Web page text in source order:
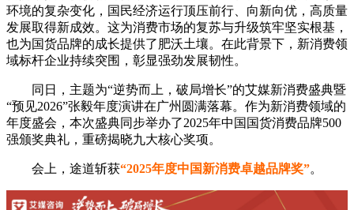
环境的复杂变化，国民经济运行顶压前行、向新向优，高质量
发展取得新成效。这为消费市场的复苏与升级筑牢坚实根基，
也为国货品牌的成长提供了肥沃土壤。在此背景下，新消费领
域标杆企业持续突围，彰显强劲发展韧性。
同日，主题为“逆势而上，破局增长”的艾媒新消费盛典暨
“预见2026”张毅年度演讲在广州圆满落幕。作为新消费领域的
年度盛会，本次盛典同步举办了2025年中国国货消费品牌500
强颁奖典礼，重磅揭晓九大核心奖项。
会上，途道斩获“2025年度中国新消费卓越品牌奖”。